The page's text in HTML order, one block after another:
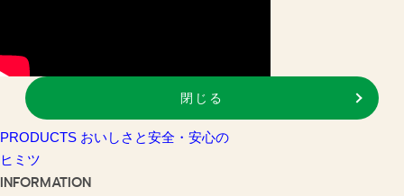
閉じる
PRODUCTS おいしさと安全・安心の
ヒミツ
INFORMATION